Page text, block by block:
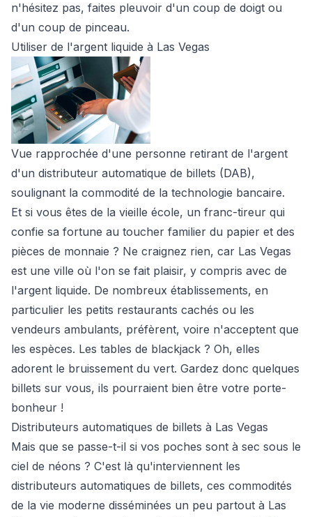
n'hésitez pas, faites pleuvoir d'un coup de doigt ou
d'un coup de pinceau.
Utiliser de l'argent liquide à Las Vegas
Vue rapprochée d'une personne retirant de l'argent
d'un distributeur automatique de billets (DAB),
soulignant la commodité de la technologie bancaire.
Et si vous êtes de la vieille école, un franc-tireur qui
confie sa fortune au toucher familier du papier et des
pièces de monnaie ? Ne craignez rien, car Las Vegas
est une ville où l'on se fait plaisir, y compris avec de
l'argent liquide. De nombreux établissements, en
particulier les petits restaurants cachés ou les
vendeurs ambulants, préfèrent, voire n'acceptent que
les espèces. Les tables de blackjack ? Oh, elles
adorent le bruissement du vert. Gardez donc quelques
billets sur vous, ils pourraient bien être votre porte-
bonheur !
Distributeurs automatiques de billets à Las Vegas
Mais que se passe-t-il si vos poches sont à sec sous le
ciel de néons ? C'est là qu'interviennent les
distributeurs automatiques de billets, ces commodités
de la vie moderne disséminées un peu partout à Las